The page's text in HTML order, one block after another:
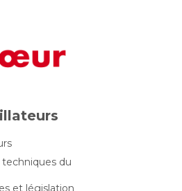
techniques du
et législation